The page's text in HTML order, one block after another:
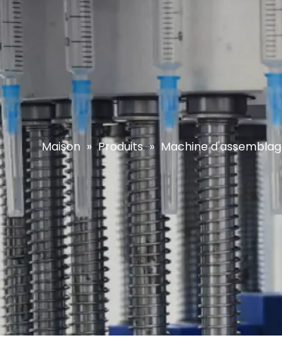
Maison » Produits » Machine